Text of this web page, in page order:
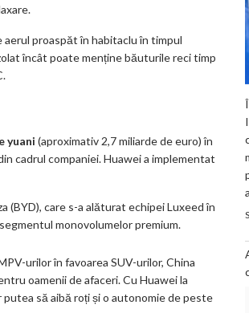
aerul proaspăt în habitaclu în timpul
încât poate menține băuturile reci timp
yuani (aproximativ 2,7 miliarde de euro) în
cadrul companiei. Huawei a implementat
(BYD), care s-a alăturat echipei Luxeed în
monovolumelor premium.
urilor în favoarea SUV-urilor, China
oamenii de afaceri. Cu Huawei la
să aibă roți și o autonomie de peste